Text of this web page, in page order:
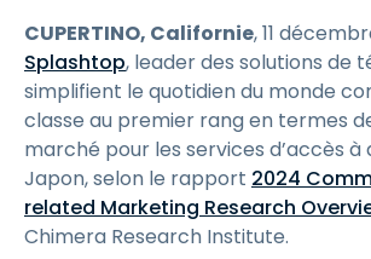
CUPERTINO, Californie, 11
Splashtop, leader des solutions de
simplifient le quotidien du monde
classe au premier rang en termes
marché pour les services d’accès à
Japon, selon le rapport 2024
related Marketing Research
Chimera Research Institute.